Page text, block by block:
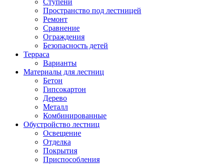
Ступени
Пространство под лестницей
Ремонт
Сравнение
Ограждения
Безопасность детей
Терраса
Варианты
Материалы для лестниц
Бетон
Гипсокартон
Дерево
Металл
Комбинированные
Обустройство лестниц
Освещение
Отделка
Покрытия
Приспособления